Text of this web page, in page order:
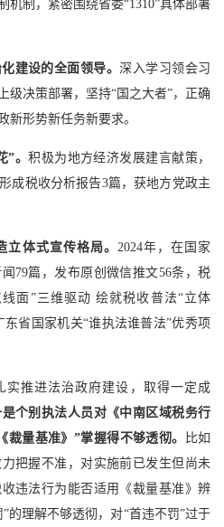
机制，紧密围绕省委“1310”具体部署
化建设的全面领导。深入学习领会习
级决策部署，坚持“国之大者”，正确
新形势新任务新要求。
”。积极为地方经济发展建言献策，
成税收分析报告3篇，获地方党政主
立体式宣传格局。 2024年，在国家
79篇，发布原创微信推文56条，税
面”三维驱动 绘就税收普法“立体
省国家机关“谁执法谁普法”优秀项
实推进法治政府建设，取得一定成
是个别执法人员对《中南区域税务行
裁量基准》”掌握得不够透彻。
比如
把握不准，对实施前已发生但尚未
违法行为能否适用《裁量基准》辨
的理解不够透彻，对“首违不罚”过于